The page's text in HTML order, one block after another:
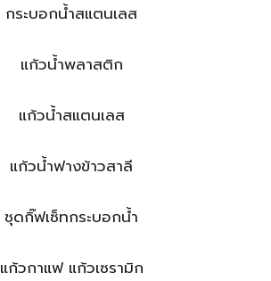
กระบอกน้ำสแตนเลส
แก้วน้ำพลาสติก
แก้วน้ำสแตนเลส
แก้วน้ำฟางข้าวสาลี
ชุดกิ๊ฟเซ็ทกระบอกน้ำ
แก้วกาแฟ แก้วเซรามิก